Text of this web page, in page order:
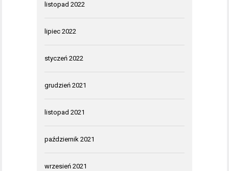
listopad 2022
lipiec 2022
styczeń 2022
grudzień 2021
listopad 2021
październik 2021
wrzesień 2021